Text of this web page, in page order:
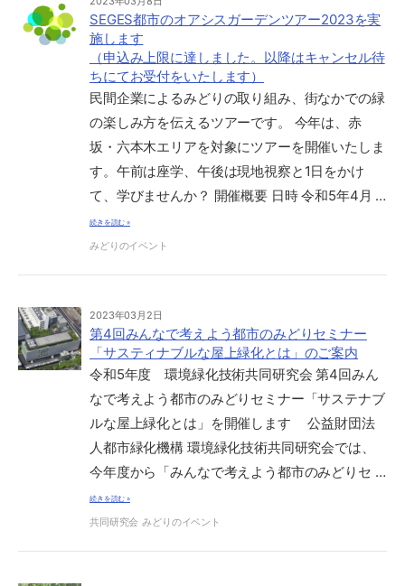
SEGES都市のオアシスガーデンツアー2023を実
施します
（申込み上限に達しました。以降はキャンセル待
ちにてお受付をいたします）
民間企業によるみどりの取り組み、街なかでの緑
の楽しみ方を伝えるツアーです。 今年は、赤
坂・六本木エリアを対象にツアーを開催いたしま
す。午前は座学、午後は現地視察と1日をかけ
て、学びませんか？ 開催概要 日時 令和5年4月 …
続きを読む »
みどりのイベント
2023年03月2日
第4回みんなで考えよう都市のみどりセミナー
「サスティナブルな屋上緑化とは」のご案内
令和5年度 環境緑化技術共同研究会 第4回みん
なで考えよう都市のみどりセミナー「サステナブ
ルな屋上緑化とは」を開催します 公益財団法
人都市緑化機構 環境緑化技術共同研究会では、
今年度から「みんなで考えよう都市のみどりセ …
続きを読む »
共同研究会 みどりのイベント